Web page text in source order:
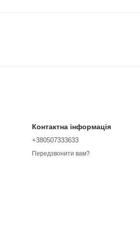
Контактна інформація
+380507333633
Передзвонити вам?